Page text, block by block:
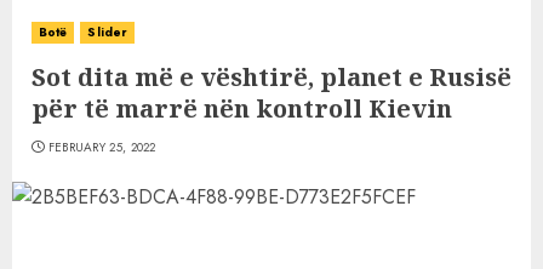
Botë Slider
Sot dita më e vështirë, planet e Rusisë
për të marrë nën kontroll Kievin
FEBRUARY 25, 2022